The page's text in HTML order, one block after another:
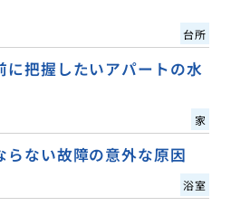
台所
に把握したいアパートの水
家
らない故障の意外な原因
浴室